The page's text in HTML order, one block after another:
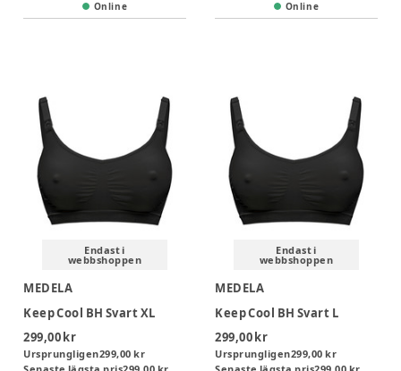
Online Online
Endast i
webbshoppen
MEDELA
Keep Cool BH Svart XL
299,00 kr
Ursprungligen299,00 kr
Endast i
webbshoppen
MEDELA
Keep Cool BH Svart L
299,00 kr
Ursprungligen299,00 kr